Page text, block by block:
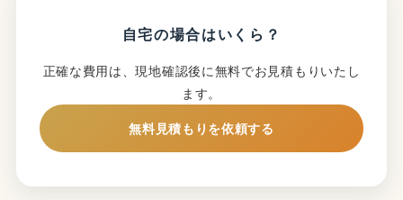
自宅の場合はいくら？
正確な費用は、現地確認後に無料でお見積もりいたし
ます。
無料見積もりを依頼する